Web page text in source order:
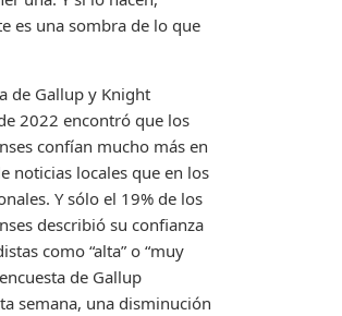
es una sombra de lo que
de Gallup y Knight
2022 encontró que los
confían mucho más en
noticias locales que en los
Y sólo el 19% de los
describió su confianza
como “alta” o “muy
de Gallup
semana, una disminución